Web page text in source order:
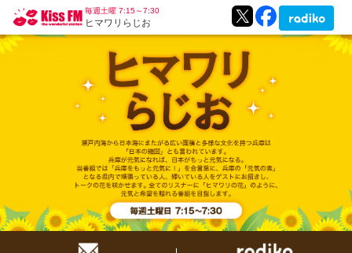
毎週土曜 7:15～7:30
ヒマワリらじお